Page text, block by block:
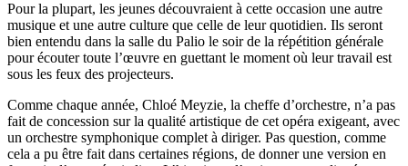
Pour la plupart, les jeunes découvraient à cette occasion une autre
musique et une autre culture que celle de leur quotidien. Ils seront
bien entendu dans la salle du Palio le soir de la répétition générale
pour écouter toute l’œuvre en guettant le moment où leur travail est
sous les feux des projecteurs.
Comme chaque année, Chloé Meyzie, la cheffe d’orchestre, n’a pas
fait de concession sur la qualité artistique de cet opéra exigeant, avec
un orchestre symphonique complet à diriger. Pas question, comme
cela a pu être fait dans certaines régions, de donner une version en